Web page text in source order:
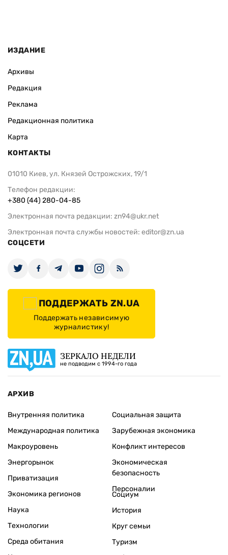
ИЗДАНИЕ
Архивы
Редакция
Реклама
Редакционная политика
Карта
КОНТАКТЫ
01010 Киев, ул. Князей Острожских, 19/1
Телефон редакции:
+380 (44) 280-04-85
Электронная почта редакции: zn94@ukr.net
Электронная почта службы новостей: editor@zn.ua
СОЦСЕТИ
ПОДДЕРЖАТЬ ZN.UA
Поддержать независимую
журналистику!
ЗЕРКАЛО НЕДЕЛИ
не подводим с 1994-го года
АРХИВ
Внутренняя политика
Международная политика
Макроуровень
Энергорынок
Приватизация
Экономика регионов
Социальная защита
Зарубежная экономика
Конфликт интересов
Экономическая
безопасность
Персоналии
Наука
Технологии
Среда обитания
Социум
История
Круг семьи
Туризм